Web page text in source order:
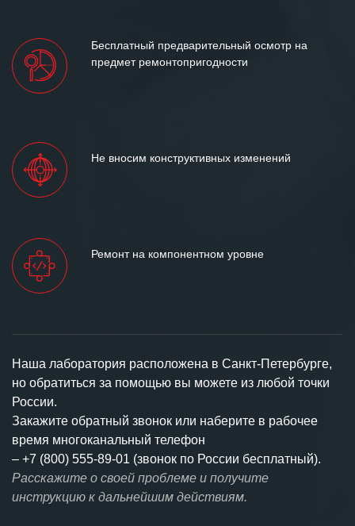
Бесплатный предварительный осмотр на
предмет ремонтопригодности
Не вносим конструктивных изменений
Ремонт на компонентном уровне
Наша лаборатория расположена в Санкт-Петербурге,
но обратиться за помощью вы можете из любой точки
России.
Закажите обратный звонок или наберите в рабочее
время многоканальный телефон
– +7 (800) 555-89-01 (звонок по России бесплатный).
Расскажите о своей проблеме и получите
инструкцию к дальнейшим действиям.